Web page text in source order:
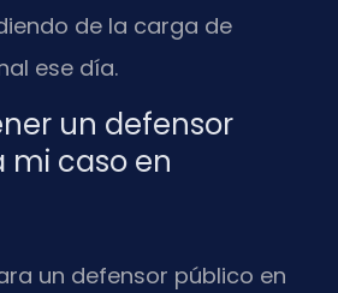
de la carga de
ese día.
un defensor
mi caso en
un defensor público en